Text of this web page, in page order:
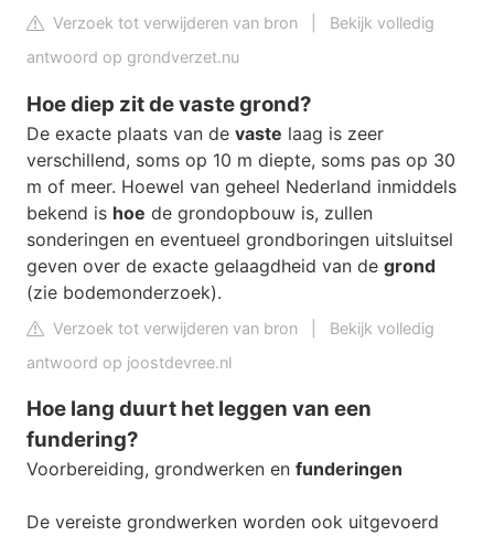
Verzoek tot verwijderen van bron
Bekijk volledig
antwoord op grondverzet.nu
Hoe diep zit de vaste grond?
De exacte plaats van de vaste laag is zeer
verschillend, soms op 10 m diepte, soms pas op 30
m of meer. Hoewel van geheel Nederland inmiddels
bekend is hoe de grondopbouw is, zullen
sonderingen en eventueel grondboringen uitsluitsel
geven over de exacte gelaagdheid van de grond
(zie bodemonderzoek).
Verzoek tot verwijderen van bron
Bekijk volledig
antwoord op joostdevree.nl
Hoe lang duurt het leggen van een
fundering?
Voorbereiding, grondwerken en funderingen
De vereiste grondwerken worden ook uitgevoerd